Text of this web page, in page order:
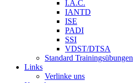
I.A.C.
IANTD
ISE
PADI
SSI
VDST/DTSA
Standard Trainingsübungen
Links
Verlinke uns